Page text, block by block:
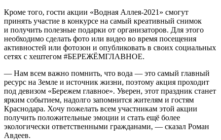
Кроме того, гости акции «Водная Аллея-2021» смогут
принять участие в конкурсе на самый креативный снимок
и получить полезные подарки от организаторов. Для этого
необходимо сделать фото или видео во время посещения
активностей или фотозон и опубликовать в своих социальных
сетях с хештегом #БЕРЕЖЁМГЛАВНОЕ.
— Нам всем важно помнить, что вода — это самый главный
ресурс на Земле и источник жизни, поэтому акция проходит
под девизом «Бережем главное». Уверен, этот праздник станет
ярким событием, надолго запомнится жителям и гостям
Краснодара. Хочу пожелать всем участникам этой акции
получить положительные эмоции и стать ещё более
экологически ответственными гражданами, — сказал Роман
Авдеев.